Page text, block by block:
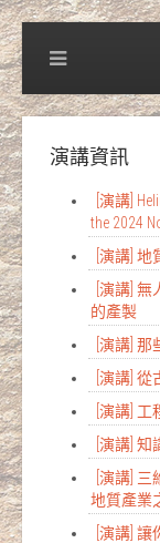
演講資訊
[演講]
the 2024
[演講] 地
[演講]
的產製
[演講]
[演講]
[演講]
[演講] 知
[演講]
地質產業
[演講]